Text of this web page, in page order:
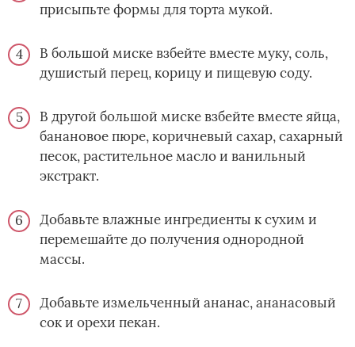
присыпьте формы для торта мукой.
В большой миске взбейте вместе муку, соль,
душистый перец, корицу и пищевую соду.
В другой большой миске взбейте вместе яйца,
банановое пюре, коричневый сахар, сахарный
песок, растительное масло и ванильный
экстракт.
Добавьте влажные ингредиенты к сухим и
перемешайте до получения однородной
массы.
Добавьте измельченный ананас, ананасовый
сок и орехи пекан.